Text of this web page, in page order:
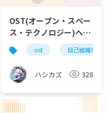
azure microsoft
OST(オープン・スペー
ス・テクノロジー)へよ
うこそost 自己組織化
ハシカズ 328